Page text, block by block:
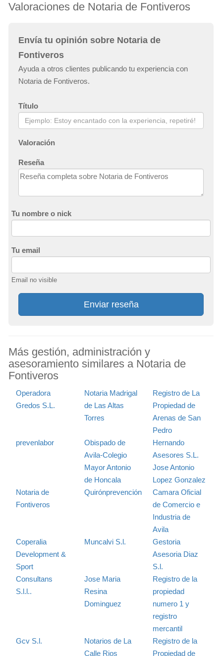
Valoraciones de Notaria de Fontiveros
Envía tu opinión sobre Notaria de
Fontiveros
Ayuda a otros clientes publicando tu experiencia con
Notaria de Fontiveros.
Título
Valoración
Reseña
Tu nombre o nick
Tu email
Email no visible
Enviar reseña
Más gestión, administración y
asesoramiento similares a Notaria de
Fontiveros
Operadora
Gredos S.L.
Notaria Madrigal
de Las Altas
Torres
Registro de La
Propiedad de
Arenas de San
Pedro
prevenlabor
Obispado de
Avila-Colegio
Mayor Antonio
de Honcala
Hernando
Asesores S.L.
Jose Antonio
Lopez Gonzalez
Notaria de
Fontiveros
Quirónprevención
Camara Oficial
de Comercio e
Industria de
Avila
Coperalia
Development &
Sport
Consultans
S.l.l..
Muncalvi S.l.
Gestoria
Asesoria Diaz
S.l.
Jose Maria
Resina
Dominguez
Registro de la
propiedad
numero 1 y
registro
mercantil
Gcv S.l.
Notarios de La
Calle Rios
Registro de la
Propiedad de